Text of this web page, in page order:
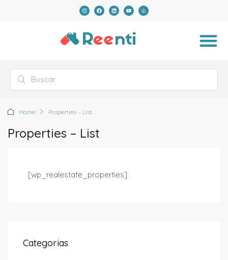
Home Properties – List
Properties – List
[wp_realestate_properties]
Categorias